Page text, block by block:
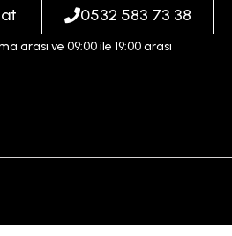
0532 583 73 38
arası ve 09:00 ile 19:00 arası